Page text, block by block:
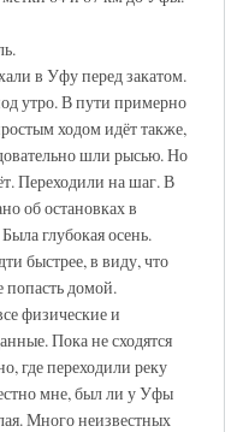
в Уфу перед закатом.
утро. В пути примерно
ходом идёт также,
шли рысью. Но
Переходили на шаг. В
об остановках в
глубокая осень.
быстрее, в виду, что
попасть домой.
физические и
Пока не сходятся
где переходили реку
мне, был ли у Уфы
Много неизвестных